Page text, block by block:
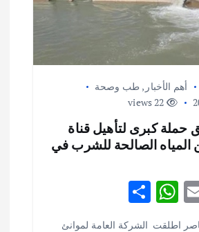
أهم الأخبار , طب وصحة
حملة كبرى لتأهيل قناة
المياه الصالحة للشرب في
E
m
W
h
S
h
اطلقت الشركة العامة لموانئ